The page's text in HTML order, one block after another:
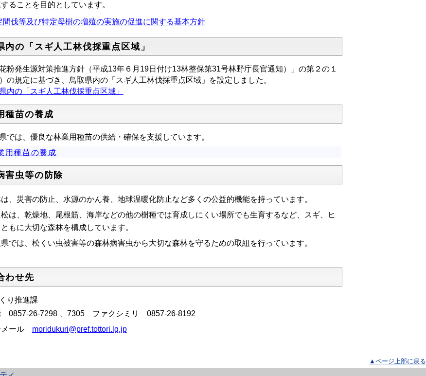
ることを目的としています。
間伐等及び特定母樹の増殖の実施の促進に関する基本方針
内の「スギ人工林伐採重点区域」
花粉発⽣源対策推進⽅針（平成13年６⽉19⽇付け13林整保第31号林野庁⻑官通知）」の第２の１
の規定に基づき、鳥取県内の「スギ⼈⼯林伐採重点区域」を設定しました。
内の「スギ⼈⼯林伐採重点区域」
種苗の養成
では、優良な林業用種苗の供給・確保を支援しています。
用種苗の養成
害虫等の防除
、災害の防止、水源のかん養、地球温暖化防止など多くの公益的機能を持っています。
は、乾燥地、尾根筋、海岸などの他の樹種では育成しにくい場所でも生育するなど、スギ、ヒ
ともに大切な森林を構成しています。
では、松くい虫被害等の森林病害虫から大切な森林を守るための取組を行っています。
わせ先
り推進課
0857-26-7298、 7305ファクシミリ 0857-26-8192
ール moridukuri@pref.tottori.lg.jp
▲ページ上部に戻る